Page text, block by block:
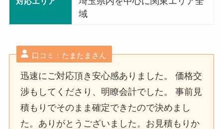
域
口コミ：たまたまさん
迅速にご対応頂き安心感ありました。 価格交
渉もしてくださり、明瞭会計でした。 事前見
積もりでそのまま確定できたので決めまし
た。ありがとうございました。お見積もりか